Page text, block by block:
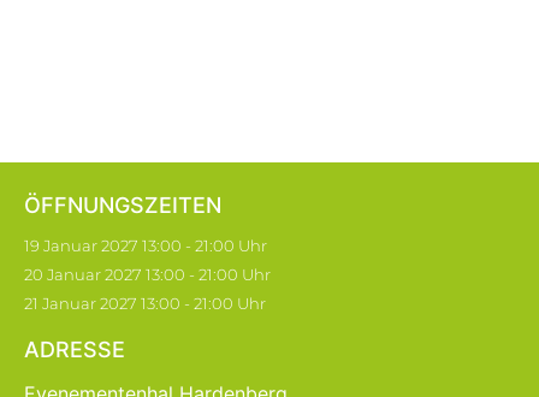
ÖFFNUNGSZEITEN
19 Januar 2027 13:00 - 21:00 Uhr
20 Januar 2027 13:00 - 21:00 Uhr
21 Januar 2027 13:00 - 21:00 Uhr
ADRESSE